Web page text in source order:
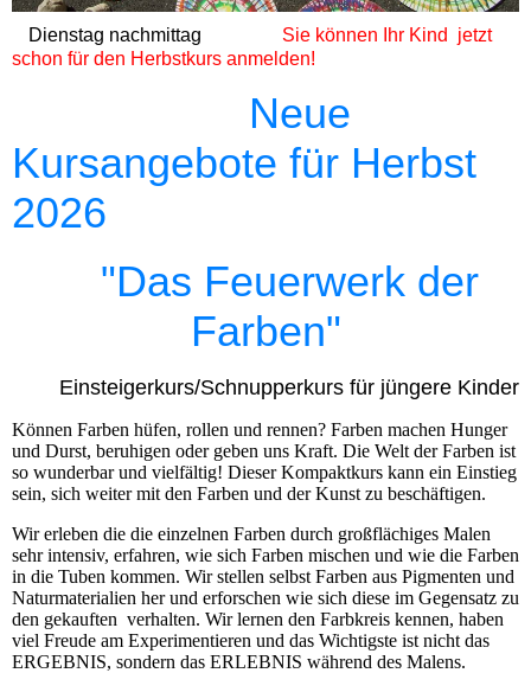
Dienstag nachmittag
Sie können Ihr Kind jetzt
schon für den Herbstkurs anmelden!
Neue
Kursangebote für Herbst
2026
"Das Feuerwerk der
Farben"
Einsteigerkurs/Schnupperkurs für jüngere Kinder
Können Farben hüfen, rollen und rennen? Farben machen Hunger
und Durst, beruhigen oder geben uns Kraft. Die Welt der Farben ist
so wunderbar und vielfältig! Dieser Kompaktkurs kann ein Einstieg
sein, sich weiter mit den Farben und der Kunst zu beschäftigen.
Wir erleben die die einzelnen Farben durch großflächiges Malen
sehr intensiv, erfahren, wie sich Farben mischen und wie die Farben
in die Tuben kommen. Wir stellen selbst Farben aus Pigmenten und
Naturmaterialien her und erforschen wie sich diese im Gegensatz zu
den gekauften verhalten. Wir lernen den Farbkreis kennen, haben
viel Freude am Experimentieren und das Wichtigste ist nicht das
ERGEBNIS, sondern das ERLEBNIS während des Malens.